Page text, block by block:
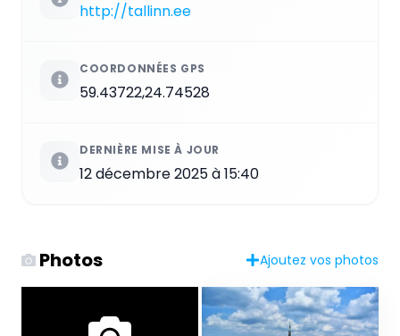
http://tallinn.ee
COORDONNÉES GPS
59.43722,24.74528
DERNIÈRE MISE À JOUR
12 décembre 2025 à 15:40
Photos Ajoutez vos photos